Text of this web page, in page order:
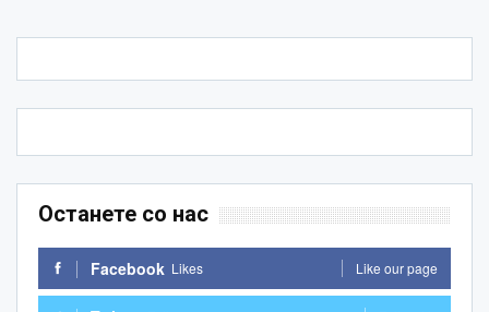
Останете со нас
Facebook Likes Like our page